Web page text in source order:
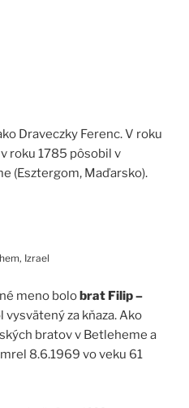
Draveczky Ferenc. V roku
roku 1785 pôsobil v
(Esztergom, Maďarsko).
Izrael
meno bolobrat Filip –
vysvätený za kňaza. Ako
bratov v Betleheme a
8.6.1969 vo veku 61